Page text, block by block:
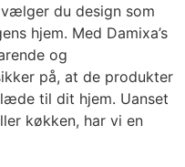
du design som
hjem. Med Damixa’s
og
på, at de produkter
til dit hjem. Uanset
køkken, har vi en